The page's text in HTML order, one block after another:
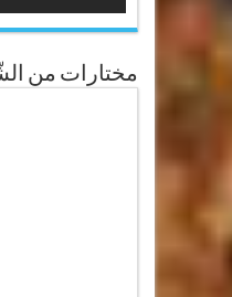
مختارات من